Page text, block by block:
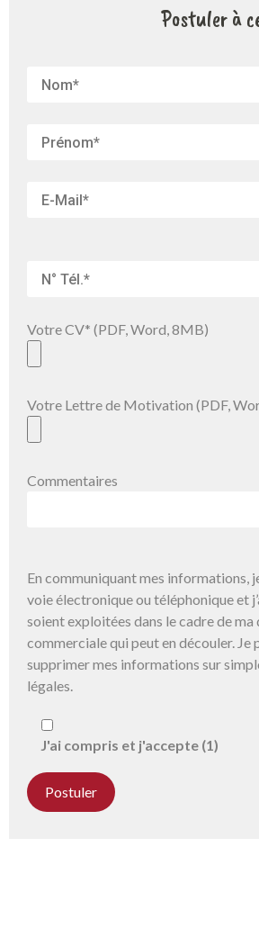
Postuler à
Votre CV* (PDF, Word, 8MB)
Votre Lettre de Motivation (PDF,
Commentaires
En communiquant mes informations,
voie électronique ou téléphonique et
soient exploitées dans le cadre de
commerciale qui peut en découler.
supprimer mes informations sur
légales.
J'ai compris et j'accepte (1)